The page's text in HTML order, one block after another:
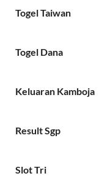
Togel Taiwan
Togel Dana
Keluaran Kamboja
Result Sgp
Slot Tri